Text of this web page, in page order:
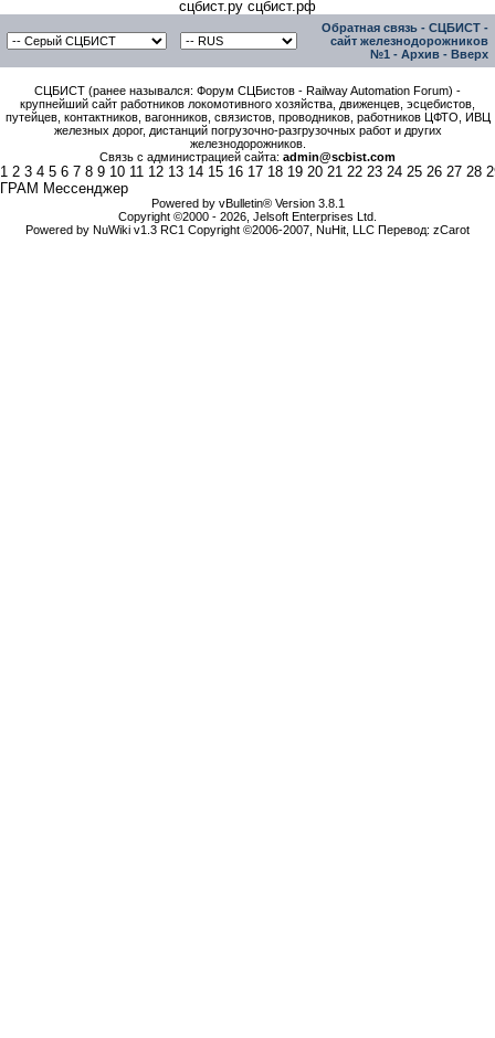
сцбист.ру сцбист.рф
Обратная связь - СЦБИСТ -
сайт железнодорожников
№1 - Архив - Вверх
СЦБИСТ (ранее назывался: Форум СЦБистов - Railway Automation Forum) -
крупнейший сайт работников локомотивного хозяйства, движенцев, эсцебистов,
путейцев, контактников, вагонников, связистов, проводников, работников ЦФТО, ИВЦ
железных дорог, дистанций погрузочно-разгрузочных работ и других
железнодорожников.
Связь с администрацией сайта: admin@scbist.com
1 2 3 4 5 6 7 8 9 10 11 12 13 14 15 16 17 18 19 20 21 22 23 24 25 26 27 28
ГРАМ Мессенджер
Powered by vBulletin® Version 3.8.1
Copyright ©2000 - 2026, Jelsoft Enterprises Ltd.
Powered by NuWiki v1.3 RC1 Copyright ©2006-2007, NuHit, LLC Перевод: zCarot